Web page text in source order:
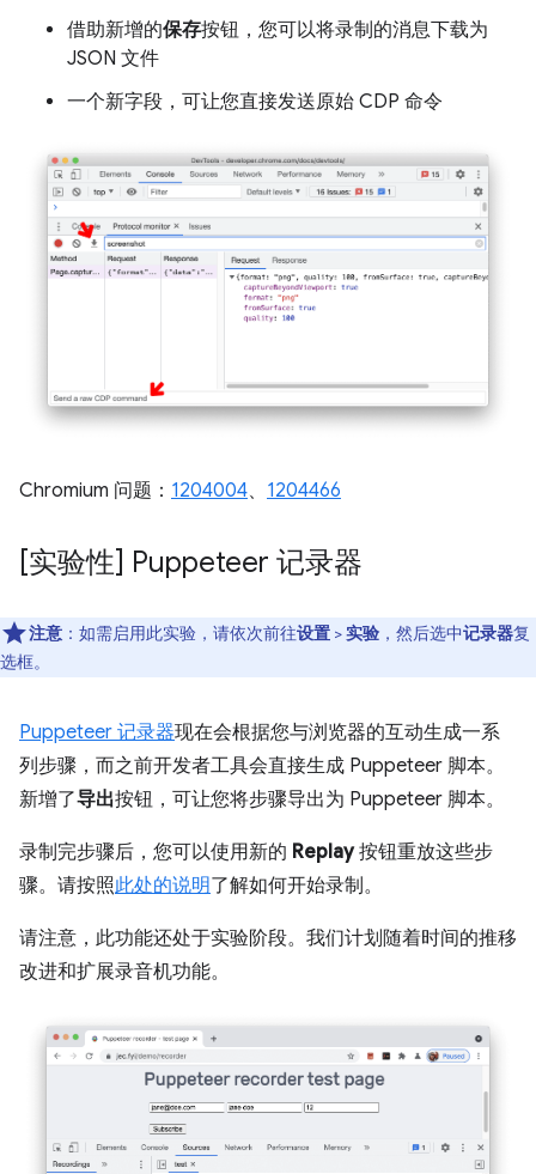
借助新增的保存按钮，您可以将录制的消息下载为
JSON 文件
一个新字段，可让您直接发送原始 CDP 命令
Chromium 问题： 1204004、 1204466
[实验性] Puppeteer 记录器
注意 ：如需启用此实验，请依次前往设置 >实验 ，然后选中记录器复
选框。
Puppeteer 记录器现在会根据您与浏览器的互动生成一系
列步骤，而之前开发者工具会直接生成 Puppeteer 脚本。
新增了导出按钮，可让您将步骤导出为 Puppeteer 脚本。
录制完步骤后，您可以使用新的 Replay按钮重放这些步
骤。请按照此处的说明了解如何开始录制。
请注意，此功能还处于实验阶段。我们计划随着时间的推移
改进和扩展录音机功能。